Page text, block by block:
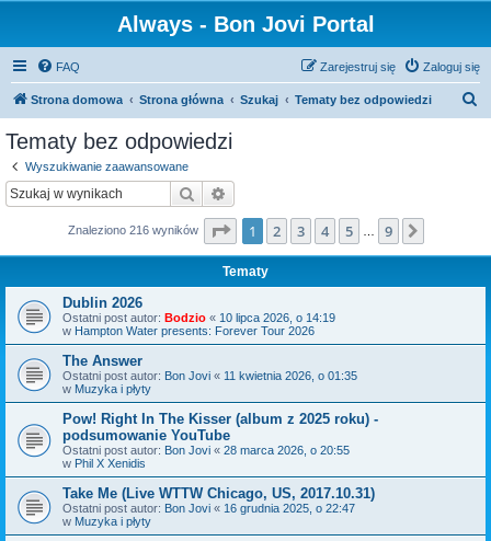
Always - Bon Jovi Portal
FAQ Zaloguj się
Zarejestruj się
Strona domowa Strona główna Szukaj Tematy bez odpowiedzi
Tematy bez odpowiedzi
Wyszukiwanie zaawansowane
Szukaj
Znaleziono 216 wyników Strona1 z9
1 2 3 4 5 9
Tematy
Dublin 2026
Ostatni post autor: Bodzio « 10 lipca 2026, o 14:19
w Hampton Water presents: Forever Tour 2026
The Answer
Ostatni post autor: Bon Jovi « 11 kwietnia 2026, o 01:35
w Muzyka i płyty
Pow! Right In The Kisser (album z 2025 roku) -
podsumowanie YouTube
Ostatni post autor: Bon Jovi « 28 marca 2026, o 20:55
w Phil X Xenidis
Take Me (Live WTTW Chicago, US, 2017.10.31)
Ostatni post autor: Bon Jovi « 16 grudnia 2025, o 22:47
w Muzyka i płyty